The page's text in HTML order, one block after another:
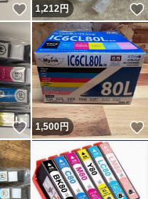
いいね！
1,212円
いいね！
1,500円